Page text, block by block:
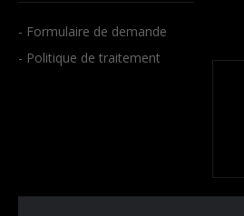
- Formulaire de demande
- Politique de traitement